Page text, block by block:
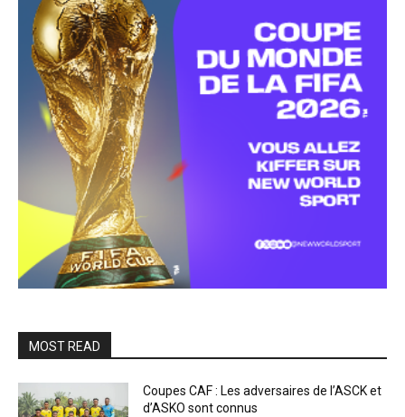
MOST READ
Coupes CAF : Les adversaires de l’ASCK et
d’ASKO sont connus